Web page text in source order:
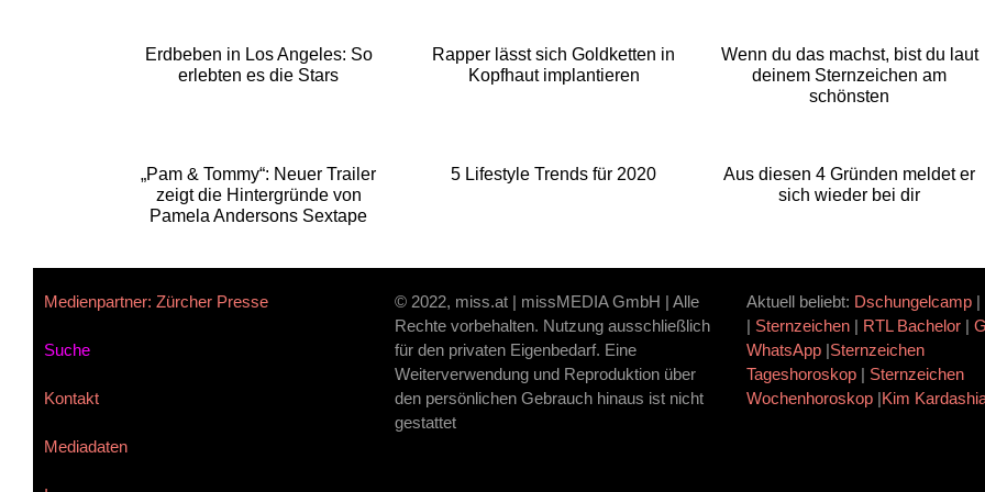
Erdbeben in Los Angeles: So
erlebten es die Stars
Rapper lässt sich Goldketten in
Kopfhaut implantieren
Wenn du das machst, bist du laut
deinem Sternzeichen am
schönsten
„Pam & Tommy“: Neuer Trailer
zeigt die Hintergründe von
Pamela Andersons Sextape
5 Lifestyle Trends für 2020
Aus diesen 4 Gründen meldet er
sich wieder bei dir
Medienpartner: Zürcher Presse
Suche
Kontakt
Mediadaten
© 2022, miss.at | missMEDIA GmbH | Alle
Rechte vorbehalten. Nutzung ausschließlich
für den privaten Eigenbedarf. Eine
Weiterverwendung und Reproduktion über
den persönlichen Gebrauch hinaus ist nicht
gestattet
Aktuell beliebt: Dschungelcamp|
| Sternzeichen| RTL Bachelor|
WhatsApp|Sternzeichen
Tageshoroskop| Sternzeichen
Wochenhoroskop|Kim